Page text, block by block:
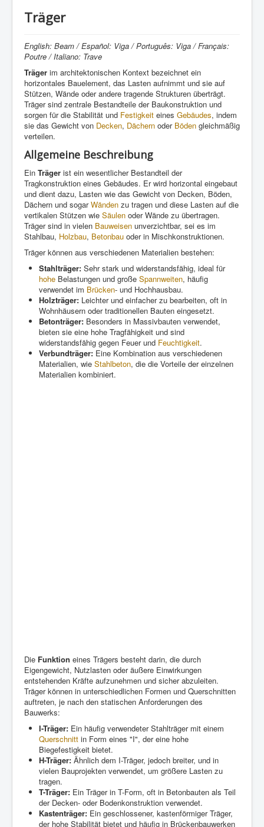
Träger
English: Beam / Español: Viga / Português: Viga / Français:
Poutre / Italiano: Trave
Träger im architektonischen Kontext bezeichnet ein
horizontales Bauelement, das Lasten aufnimmt und sie auf
Stützen, Wände oder andere tragende Strukturen überträgt.
Träger sind zentrale Bestandteile der Baukonstruktion und
sorgen für die Stabilität und Festigkeit eines Gebäudes, indem
sie das Gewicht von Decken, Dächern oder Böden gleichmäßig
verteilen.
Allgemeine Beschreibung
Ein Träger ist ein wesentlicher Bestandteil der
Tragkonstruktion eines Gebäudes. Er wird horizontal eingebaut
und dient dazu, Lasten wie das Gewicht von Decken, Böden,
Dächern und sogarWänden zu tragen und diese Lasten auf die
vertikalen Stützen wie Säulen oder Wände zu übertragen.
Träger sind in vielen Bauweisen unverzichtbar, sei es im
Stahlbau, Holzbau, Betonbau oder in Mischkonstruktionen.
Träger können aus verschiedenen Materialien bestehen:
Stahlträger: Sehr stark und widerstandsfähig, ideal für
hohe Belastungen und große Spannweiten, häufig
verwendet im Brücken- und Hochhausbau.
Holzträger: Leichter und einfacher zu bearbeiten, oft in
Wohnhäusern oder traditionellen Bauten eingesetzt.
Betonträger: Besonders in Massivbauten verwendet,
bieten sie eine hohe Tragfähigkeit und sind
widerstandsfähig gegen Feuer und Feuchtigkeit.
Verbundträger: Eine Kombination aus verschiedenen
Materialien, wie Stahlbeton, die die Vorteile der einzelnen
Materialien kombiniert.
Die Funktion eines Trägers besteht darin, die durch
Eigengewicht, Nutzlasten oder äußere Einwirkungen
entstehenden Kräfte aufzunehmen und sicher abzuleiten.
Träger können in unterschiedlichen Formen und Querschnitten
auftreten, je nach den statischen Anforderungen des
Bauwerks:
I-Träger: Ein häufig verwendeter Stahlträger mit einem
Querschnitt in Form eines "I", der eine hohe
Biegefestigkeit bietet.
H-Träger: Ähnlich dem I-Träger, jedoch breiter, und in
vielen Bauprojekten verwendet, um größere Lasten zu
tragen.
T-Träger: Ein Träger in T-Form, oft in Betonbauten als Teil
der Decken- oder Bodenkonstruktion verwendet.
Kastenträger: Ein geschlossener, kastenförmiger Träger,
der hohe Stabilität bietet und häufig in Brückenbauwerken